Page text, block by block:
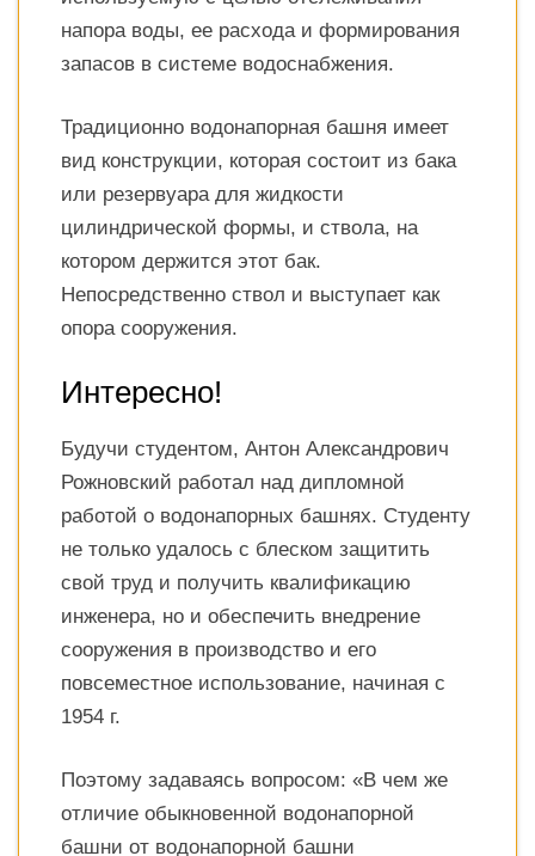
напора воды, ее расхода и формирования
запасов в системе водоснабжения.
Традиционно водонапорная башня имеет
вид конструкции, которая состоит из бака
или резервуара для жидкости
цилиндрической формы, и ствола, на
котором держится этот бак.
Непосредственно ствол и выступает как
опора сооружения.
Интересно!
Будучи студентом, Антон Александрович
Рожновский работал над дипломной
работой о водонапорных башнях. Студенту
не только удалось с блеском защитить
свой труд и получить квалификацию
инженера, но и обеспечить внедрение
сооружения в производство и его
повсеместное использование, начиная с
1954 г.
Поэтому задаваясь вопросом: «В чем же
отличие обыкновенной водонапорной
башни от водонапорной башни